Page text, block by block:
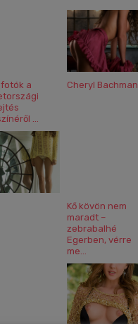
fotók a
...
Cheryl Bachman
Kő kövön nem
maradt –
zebrabalhé
Egerben, vérre
me...